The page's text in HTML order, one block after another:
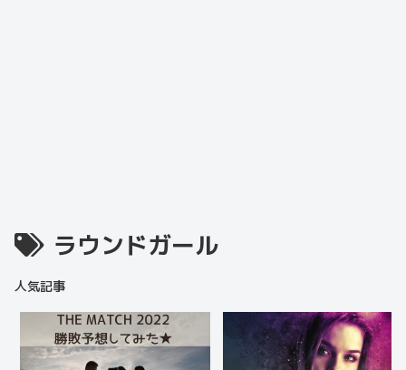
ラウンドガール
人気記事